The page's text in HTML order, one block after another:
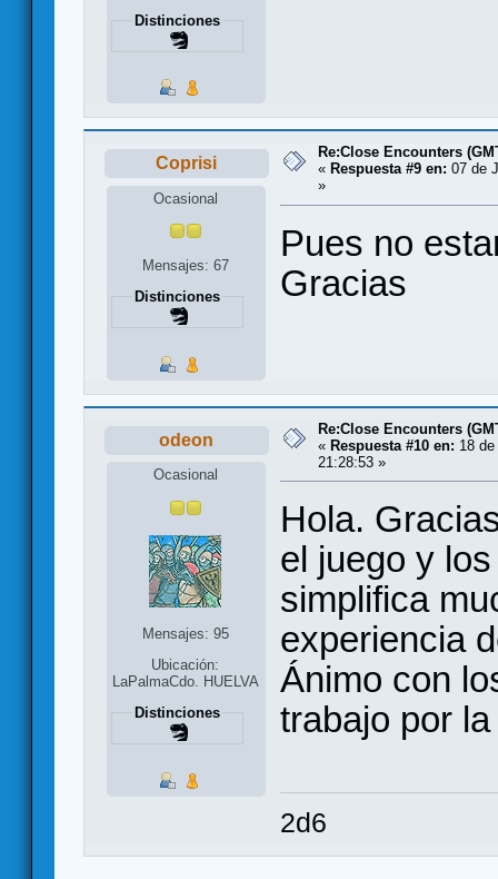
Distinciones
Coprisi
Ocasional
Mensajes: 67
Distinciones
Re:Close Encounters
« Respuesta #9 en: 07 de
»
Pues no
Gracias
odeon
Ocasional
Mensajes: 95
Ubicación:
LaPalmaCdo. HUELVA
Distinciones
Re:Close Encounters
« Respuesta #10 en: 18
21:28:53 »
Hola.
el juego y
simplifica
experiencia
Ánimo con
trabajo por
2d6